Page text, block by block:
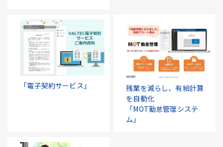
「電子契約サービス」
残業を減らし、有給計算
を自動化
「MOT勤怠管理システ
ム」